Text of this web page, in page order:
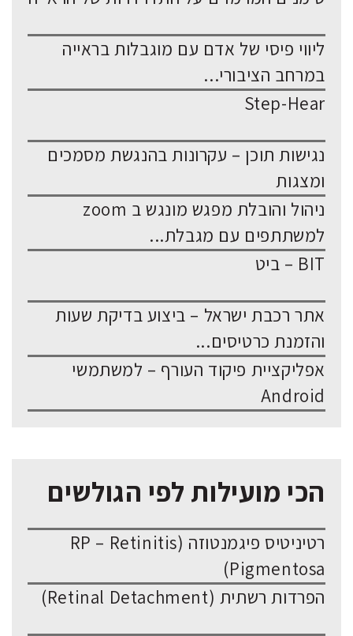
ליווי פיסי של אדם עם מוגבלות בראייה
במרחב הציבורי...
Step-Hear
נגישות תוכן – עקרונות בהנגשת מסמכים
ומצגות
ניהול והובלת מפגש מונגש ב zoom
למשתתפים עם מגבלת...
BIT – ביט
אתר רכבת ישראל – ביצוע בדיקת שעות
והזמנת כרטיסים...
אפליקציית פיקוד העורף – למשתמשי
Android
הכי מועילות לפי הגולשים
רטיניטיס פיגמנטוזה (RP – Retinitis
Pigmentosa)
הפרדות רשתית (Retinal Detachment)